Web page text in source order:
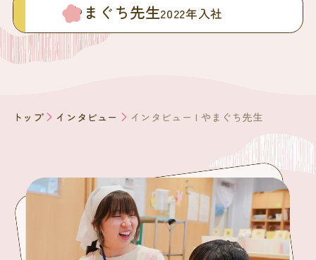
やまぐち先生2022年入社
トップ インタビュー インタビュー | やまぐち先生